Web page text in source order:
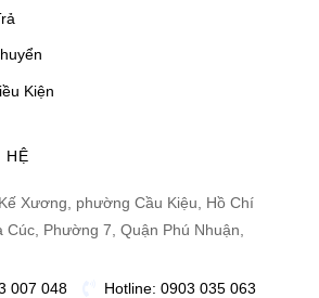
Kiện
HỆ
Xương, phường Cầu Kiệu, Hồ Chí
Cúc, Phường 7, Quận Phú Nhuận,
007 048
Hotline: 0903 035 063